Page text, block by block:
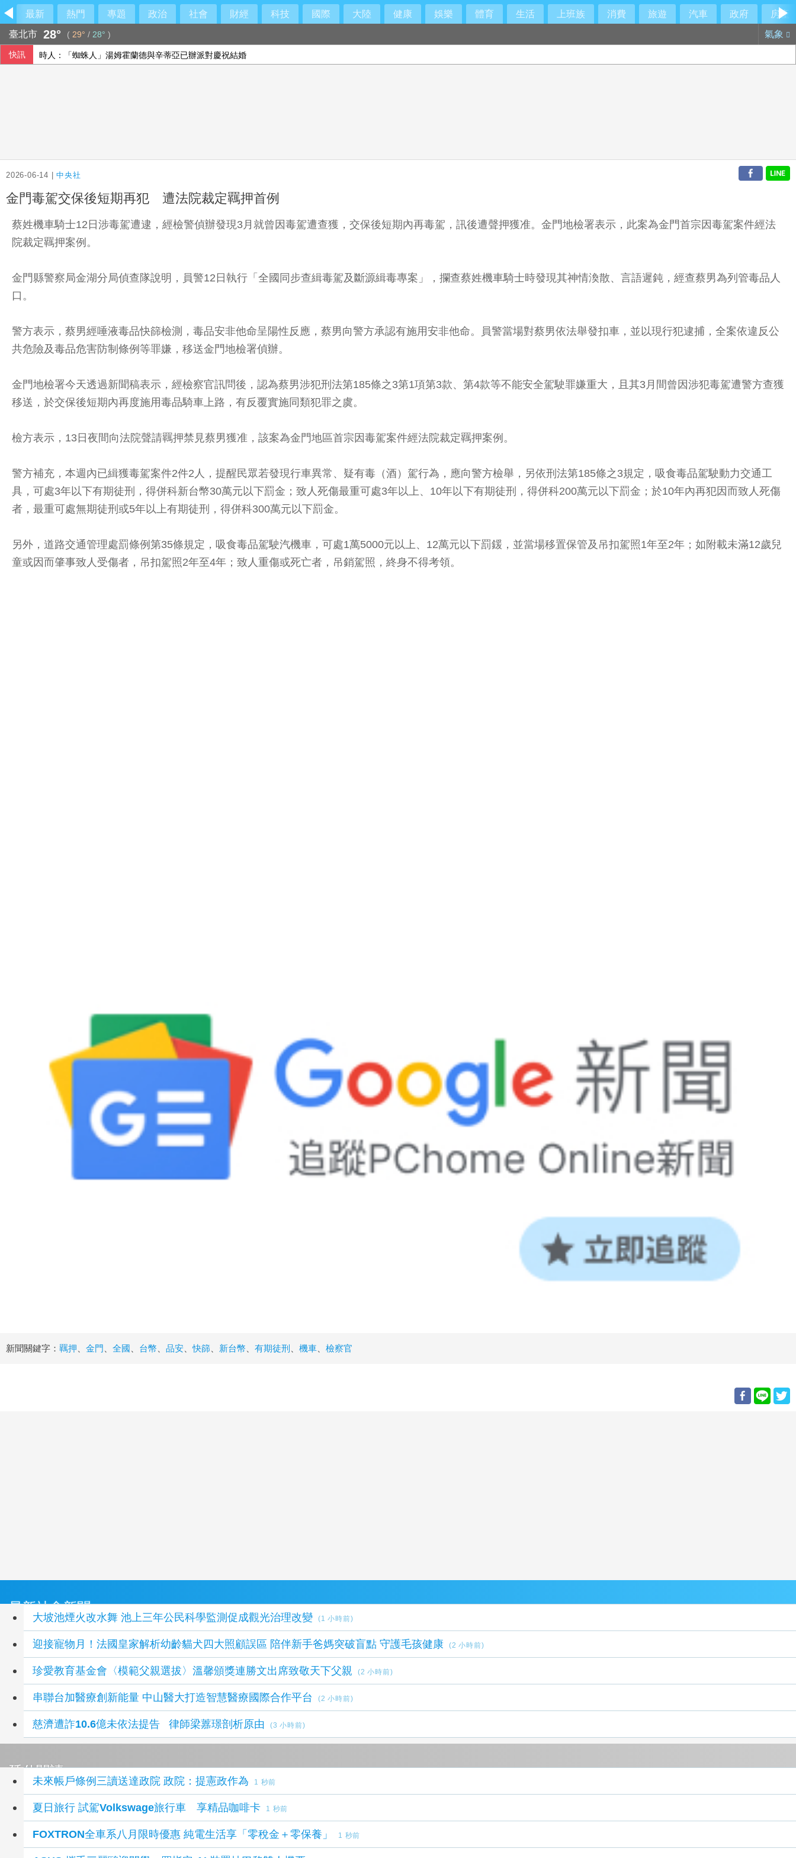
最新 熱門 專題 政治 社會 財經 科技 國際 大陸 健康 娛樂 體育 生活 上班族 消費 旅遊 汽車 政府
房產
臺北市 28° ( 29° / 28° ) 氣象
快訊 時人：「蜘蛛人」湯姆霍蘭德與辛蒂亞已辦派對慶祝結婚
2026-06-14 |中央社
金門毒駕交保後短期再犯 遭法院裁定羈押首例
蔡姓機車騎士12日涉毒駕遭逮，經檢警偵辦發現3月就曾因毒駕遭查獲，交保後短期內再毒駕，訊後遭聲押獲准。金門地檢署表示，此案為金門首宗因毒駕案件經法
院裁定羈押案例。
金門縣警察局金湖分局偵查隊說明，員警12日執行「全國同步查緝毒駕及斷源緝毒專案」，攔查蔡姓機車騎士時發現其神情渙散、言語遲鈍，經查蔡男為列管毒品人
口。
警方表示，蔡男經唾液毒品快篩檢測，毒品安非他命呈陽性反應，蔡男向警方承認有施用安非他命。員警當場對蔡男依法舉發扣車，並以現行犯逮捕，全案依違反公
共危險及毒品危害防制條例等罪嫌，移送金門地檢署偵辦。
金門地檢署今天透過新聞稿表示，經檢察官訊問後，認為蔡男涉犯刑法第185條之3第1項第3款、第4款等不能安全駕駛罪嫌重大，且其3月間曾因涉犯毒駕遭警方查獲
移送，於交保後短期內再度施用毒品騎車上路，有反覆實施同類犯罪之虞。
檢方表示，13日夜間向法院聲請羈押禁見蔡男獲准，該案為金門地區首宗因毒駕案件經法院裁定羈押案例。
警方補充，本週內已緝獲毒駕案件2件2人，提醒民眾若發現行車異常、疑有毒（酒）駕行為，應向警方檢舉，另依刑法第185條之3規定，吸食毒品駕駛動力交通工
具，可處3年以下有期徒刑，得併科新台幣30萬元以下罰金；致人死傷最重可處3年以上、10年以下有期徒刑，得併科200萬元以下罰金；於10年內再犯因而致人死傷
者，最重可處無期徒刑或5年以上有期徒刑，得併科300萬元以下罰金。
另外，道路交通管理處罰條例第35條規定，吸食毒品駕駛汽機車，可處1萬5000元以上、12萬元以下罰鍰，並當場移置保管及吊扣駕照1年至2年；如附載未滿12歲兒
童或因而肇事致人受傷者，吊扣駕照2年至4年；致人重傷或死亡者，吊銷駕照，終身不得考領。
新聞關鍵字： 羈押、 金門、 全國、 台幣、 品安、快篩、 新台幣、 有期徒刑 、 機車、 檢察官
最新社會新聞
大坡池煙火改水舞 池上三年公民科學監測促成觀光治理改變 (1 小時前)
迎接寵物月！法國皇家解析幼齡貓犬四大照顧誤區 陪伴新手爸媽突破盲點 守護毛孩健康 (2 小時前)
珍愛教育基金會〈模範父親選拔〉溫馨頒獎連勝文出席致敬天下父親 (2 小時前)
串聯台加醫療創新能量 中山醫大打造智慧醫療國際合作平台 (2 小時前)
慈濟遭詐10.6億未依法提告 律師梁䕒璟剖析原由 (3 小時前)
延伸閱讀
未來帳戶條例三讀送達政院 政院：提憲政作為 1 秒前
夏日旅行 試駕Volkswage旅行車 享精品咖啡卡 1 秒前
FOXTRON全車系八月限時優惠 純電生活享「零稅金＋零保養」 1 秒前